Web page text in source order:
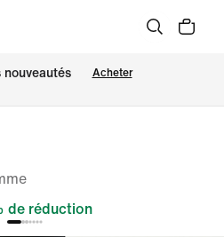
nouveautés Acheter
de réduction